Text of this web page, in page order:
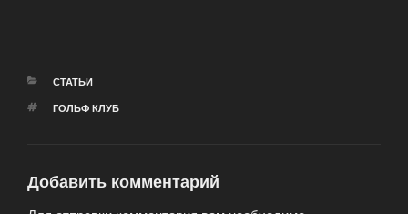
РУБРИКИ
СТАТЬИ
МЕТКИ
ГОЛЬФ КЛУБ
Добавить комментарий